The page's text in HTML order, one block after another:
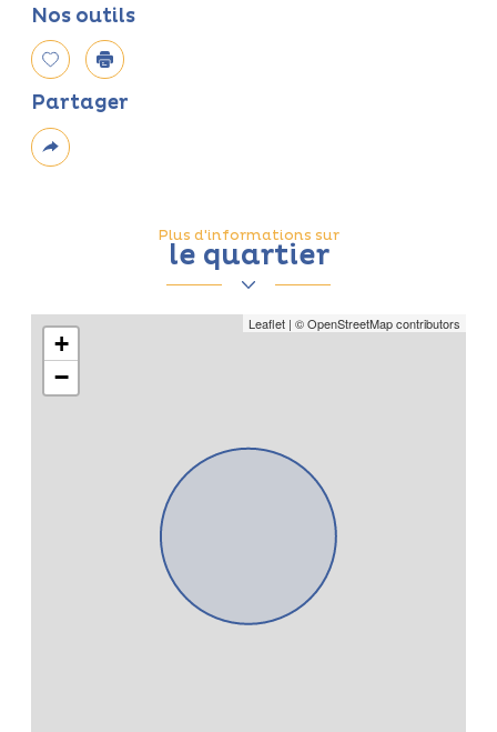
Nos outils
Sélectionner
Imprimer
Partager
Plus
de
Plus d'informations sur
le quartier
+
−
Leaflet | © OpenStreetMapcontributors